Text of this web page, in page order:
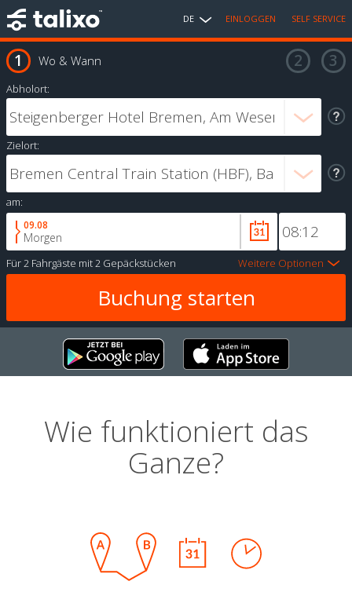
DE EINLOGGEN SELF SERVICE
Wo & Wann
Abholort:
Zielort:
am:
09.08
Morgen
Für2 Fahrgäste mit2 Gepäckstücken Weitere Optionen
Wie funktioniert das
Ganze?